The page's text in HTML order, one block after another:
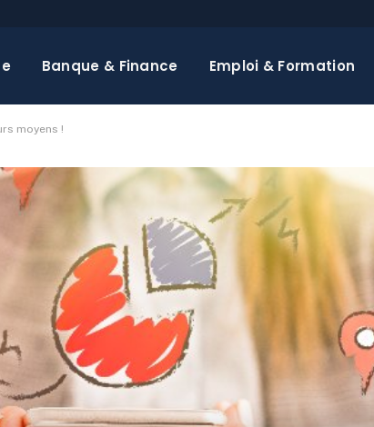
Banque & Finance Emploi & Formation
moyens !